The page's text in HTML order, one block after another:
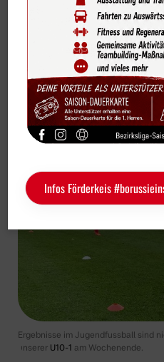
Vereinsnews U10-1
Unglückliche
Ergebnisse im Jugendfussball sind
unserer U10-1 am Wochenende.
Bildergalerien
Vereinskalender
Sportdeutschland-News
Das LSB-Magazin "Wir im Sport"
Sponsoren
Service
Infos Förderkeis